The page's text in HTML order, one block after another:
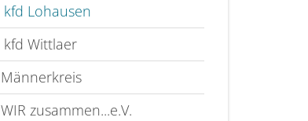
kfd Lohausen
kfd Wittlaer
Männerkreis
WIR zusammen...e.V.